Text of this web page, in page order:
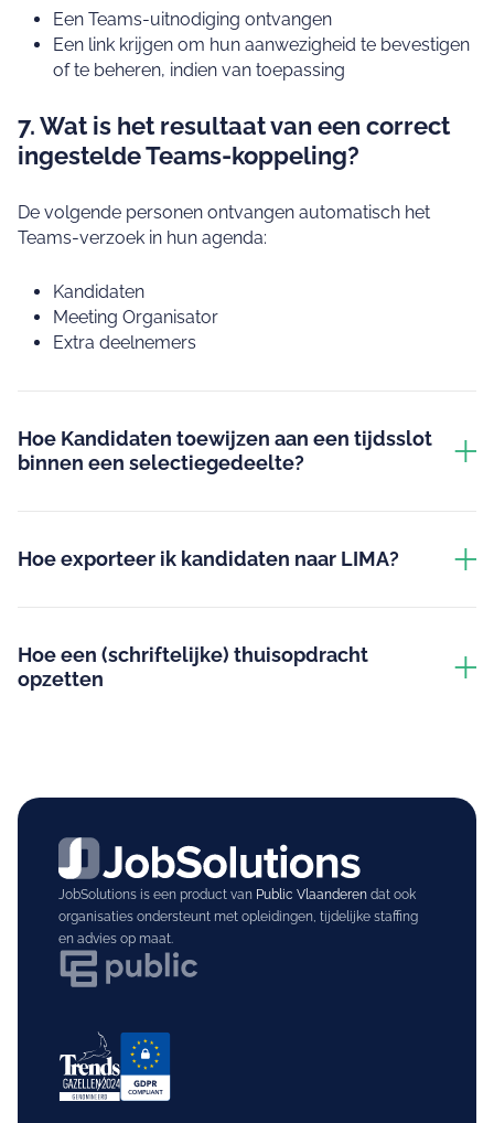
Een Teams‑uitnodiging ontvangen
Een link krijgen om hun aanwezigheid te bevestigen
of te beheren, indien van toepassing
7. Wat is het resultaat van een correct
ingestelde Teams‑koppeling?
De volgende personen ontvangen automatisch het
Teams‑verzoek in hun agenda:
Kandidaten
Meeting Organisator
Extra deelnemers
Hoe Kandidaten toewijzen aan een tijdsslot
binnen een selectiegedeelte?
Hoe exporteer ik kandidaten naar LIMA?
Hoe een (schriftelijke) thuisopdracht
opzetten
JobSolutions is een product van Public Vlaanderendat ook
organisaties ondersteunt met opleidingen, tijdelijke staffing
en advies op maat.